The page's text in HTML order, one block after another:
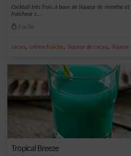
Cocktail très frais à base de liqueur de menthe
fraicheur s...
Facile
cacao, crème fraîche, liqueur de cacao,
Tropical Breeze